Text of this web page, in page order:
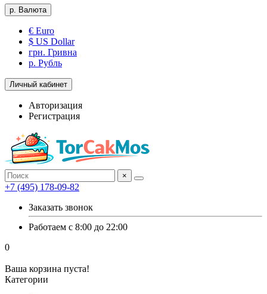
р. Валюта
€ Euro
$ US Dollar
грн. Гривна
р. Рубль
Личный кабинет
Авторизация
Регистрация
×
+7 (495) 178-09-82
Заказать звонок
Работаем с 8:00 до 22:00
0
Ваша корзина пуста!
Категории